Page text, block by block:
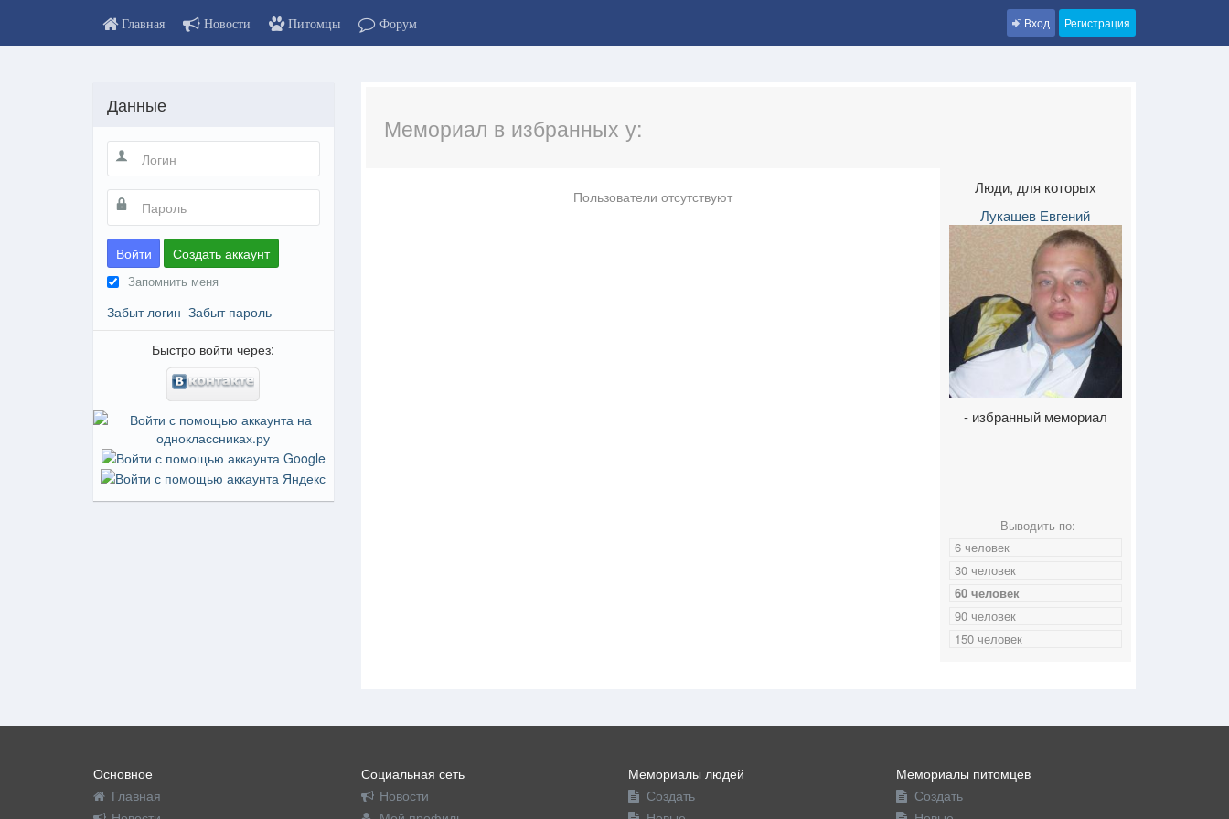
Главная Новости Питомцы Форум Вход Регистрация
Мемориал в избранных у:
Пользователи отсутствуют
Люди, для которых
Лукашев Евгений
- избранный мемориал
Выводить по:
6 человек
30 человек
60 человек
90 человек
150 человек
Данные
Войти Создать аккаунт
Запомнить меня
Забыт логин Забыт пароль
Быстро войти через:
Основное
Главная
Социальная сеть
Новости
Мемориалы людей
Создать
Мемориалы питомцев
Создать